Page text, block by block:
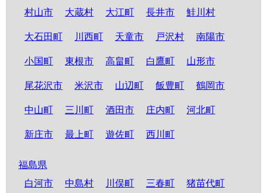
村山市 大蔵村 大江町 長井市 鮭川村
大石田町 川西町 天童市 戸沢村 南陽市
小国町 東根市 高畠町 白鷹町 山形市
尾花沢市 米沢市 山辺町 飯豊町 鶴岡市
中山町 三川町 酒田市 庄内町 河北町
新庄市 最上町 遊佐町 西川町
福島県
白河市
中島村 川俣町 三春町 猪苗代町